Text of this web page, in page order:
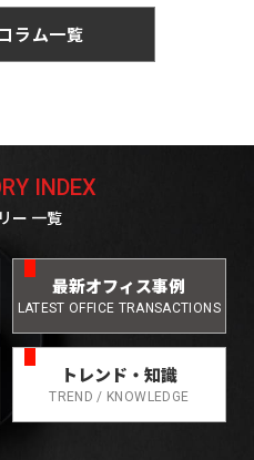
ラム一覧
INDEX
ー 一覧
最新オフィス事例
LATEST OFFICE TRANSACTIONS
トレンド・知識
TREND / KNOWLEDGE